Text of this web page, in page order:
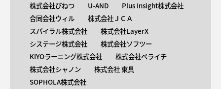
株式会社びねつ
U-AND
Plus Insight株式会社
合同会社ウィル
株式会社ＪＣＡ
スパイラル株式会社
株式会社LayerX
システージ株式会社
株式会社ソフツー
KIYOラーニング株式会社
株式会社ペライチ
株式会社シャノン
株式会社 東具
SOPHOLA株式会社